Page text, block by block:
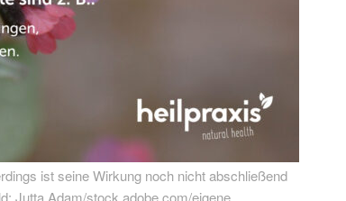
ist seine Wirkung noch nicht abschließend
Jutta Adam/stock.adobe.com/eigene